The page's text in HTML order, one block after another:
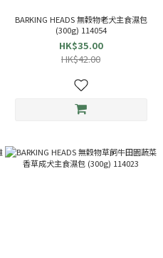
BARKING HEADS 無穀物老犬主食濕包
(300g) 114054
HK$35.00
HK$42.00